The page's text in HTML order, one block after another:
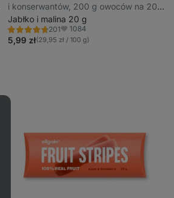
i konserwantów, 200 g owoców na 20 g
produktu
Jabłko i malina 20 g
201
Ocena
4.8/5,
201
Ulubione
1084
5,99 zł(29,95 zł / 100 g)